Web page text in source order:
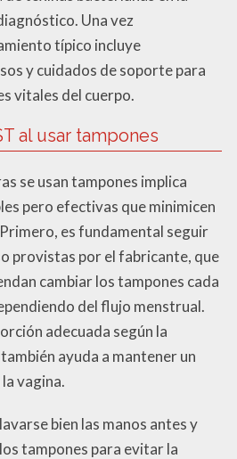
Una vez
típico incluye
y cuidados de soporte para
vitales del cuerpo.
al usar tampones
se usan tampones implica
pero efectivas que minimicen
es fundamental seguir
provistas por el fabricante, que
cambiar los tampones cada
del flujo menstrual.
adecuada según la
ayuda a mantener un
vagina.
bien las manos antes y
tampones para evitar la